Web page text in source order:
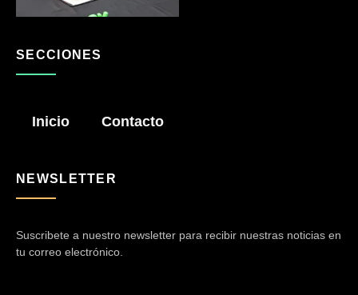
SECCIONES
Inicio Contacto
NEWSLETTER
Suscribete a nuestro newsletter para recibir nuestras noticias en
tu correo electrónico.